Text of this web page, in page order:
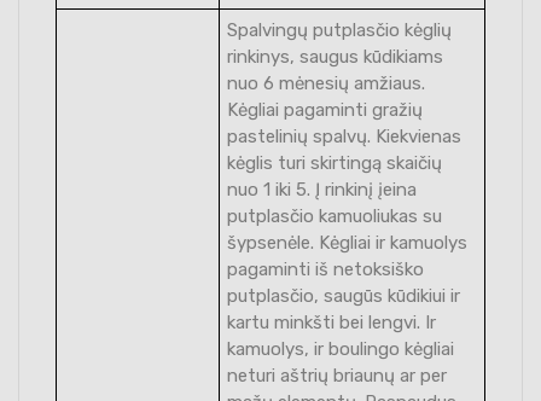
Spalvingų putplasčio kėglių
rinkinys, saugus kūdikiams
nuo 6 mėnesių amžiaus.
Kėgliai pagaminti gražių
pastelinių spalvų. Kiekvienas
kėglis turi skirtingą skaičių
nuo 1 iki 5. Į rinkinį įeina
putplasčio kamuoliukas su
šypsenėle. Kėgliai ir kamuolys
pagaminti iš netoksiško
putplasčio, saugūs kūdikiui ir
kartu minkšti bei lengvi. Ir
kamuolys, ir boulingo kėgliai
neturi aštrių briaunų ar per